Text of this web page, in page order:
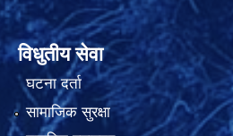
विधुतीय सेवा
घटना दर्ता
सामाजिक सुरक्षा